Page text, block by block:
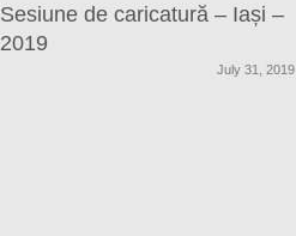
Sesiune de caricatură – Iași –
2019
July 31, 2019